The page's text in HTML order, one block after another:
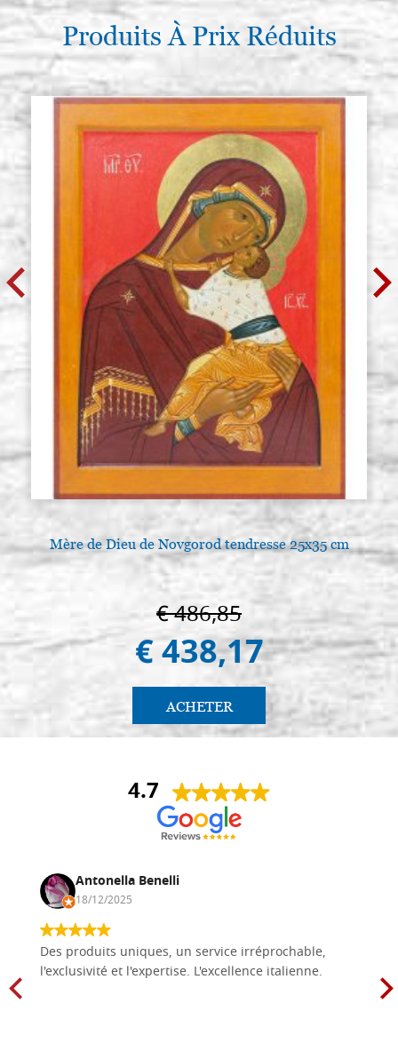
Produits À Prix Réduits
Mère de Dieu de Novgorod tendresse 25x35 cm
€ 486,85
€ 438,17
ACHETER
4.7
Antonella Benelli
18/12/2025
Des produits uniques, un service irréprochable,
l'exclusivité et l'expertise. L'excellence italienne.